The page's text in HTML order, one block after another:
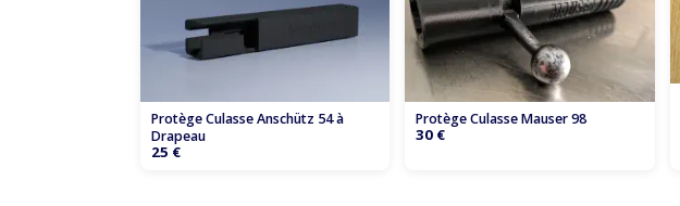
Protège Culasse Anschütz 54 à
Drapeau
25 €
Protège Culasse Mauser 98
30 €